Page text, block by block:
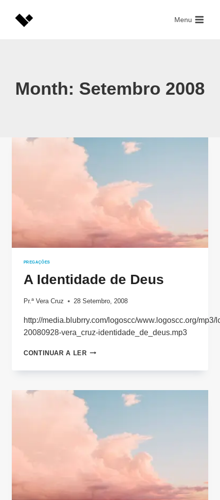
Menu
Month: Setembro 2008
PREGAÇÕES
A Identidade de Deus
Pr.ª Vera Cruz 28 Setembro, 2008
http://media.blubrry.com/logoscc/www.logoscc.org/mp3/
20080928-vera_cruz-identidade_de_deus.mp3
CONTINUAR A LERA
DE